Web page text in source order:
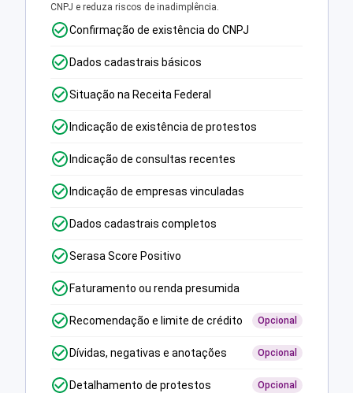
CNPJ e reduza riscos de inadimplência.
Confirmação de existência do CNPJ
Dados cadastrais básicos
Situação na Receita Federal
Indicação de existência de protestos
Indicação de consultas recentes
Indicação de empresas vinculadas
Dados cadastrais completos
Serasa Score Positivo
Faturamento ou renda presumida
Recomendação e limite de crédito Opcional
Dívidas, negativas e anotações Opcional
Detalhamento de protestos Opcional